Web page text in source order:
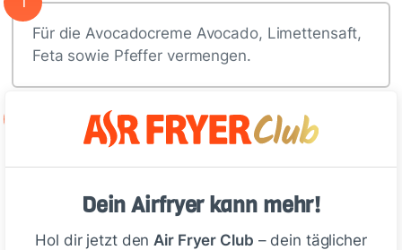
Dein Airfryer kann mehr!
Hol dir jetzt den Air Fryer Club – dein täglicher
Für die Avocadocreme Avocado, Limettensaft,
Feta sowie Pfeffer vermengen.
Für die Soße Joghurt, Olivenöl,…
Deine Notizen